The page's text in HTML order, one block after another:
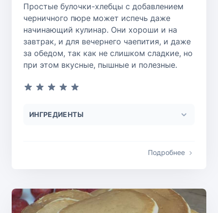
Простые булочки-хлебцы с добавлением
черничного пюре может испечь даже
начинающий кулинар. Они хороши и на
завтрак, и для вечернего чаепития, и даже
за обедом, так как не слишком сладкие, но
при этом вкусные, пышные и полезные.
ИНГРЕДИЕНТЫ
Подробнее